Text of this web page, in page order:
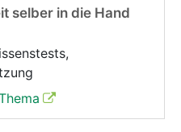
selber in die Hand